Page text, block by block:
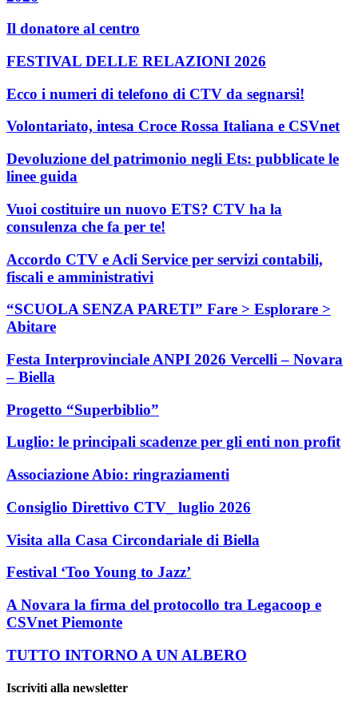
Il donatore al centro
FESTIVAL DELLE RELAZIONI 2026
Ecco i numeri di telefono di CTV da segnarsi!
Volontariato, intesa Croce Rossa Italiana e CSVnet
Devoluzione del patrimonio negli Ets: pubblicate le
linee guida
Vuoi costituire un nuovo ETS? CTV ha la
consulenza che fa per te!
Accordo CTV e Acli Service per servizi contabili,
fiscali e amministrativi
“SCUOLA SENZA PARETI” Fare > Esplorare >
Abitare
Festa Interprovinciale ANPI 2026 Vercelli – Novara
– Biella
Progetto “Superbiblio”
Luglio: le principali scadenze per gli enti non profit
Associazione Abio: ringraziamenti
Consiglio Direttivo CTV_ luglio 2026
Visita alla Casa Circondariale di Biella
Festival ‘Too Young to Jazz’
A Novara la firma del protocollo tra Legacoop e
CSVnet Piemonte
TUTTO INTORNO A UN ALBERO
Iscriviti alla newsletter